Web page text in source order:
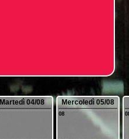
Martedì 04/08 Mercoledì 05/08
08